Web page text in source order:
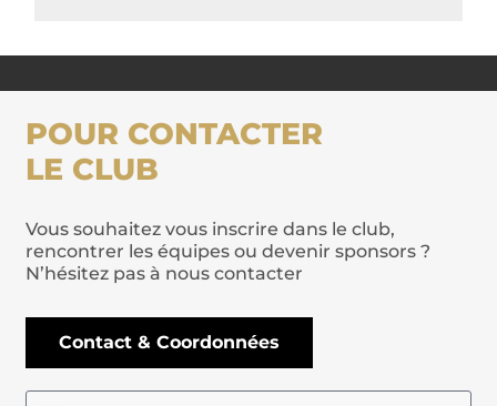
POUR CONTACTER
LE CLUB
Vous souhaitez vous inscrire dans le club,
rencontrer les équipes ou devenir sponsors ?
N’hésitez pas à nous contacter
Contact & Coordonnées